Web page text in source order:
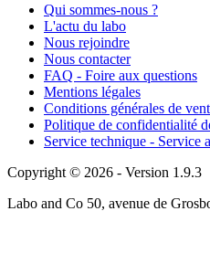
Qui sommes-nous ?
L'actu du labo
Nous rejoindre
Nous contacter
FAQ - Foire aux questions
Mentions légales
Conditions générales de
Politique de confidentialité
Service technique - Service
Copyright © 2026 - Version 1.9.3
Labo and Co 50, avenue de